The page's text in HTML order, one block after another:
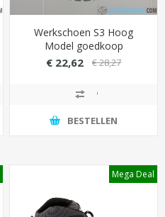
Werkschoen S3 Hoog
Model goedkoop
(AANBIEDING)
€ 22,62 € 28,27
BESTELLEN
Mega Deal